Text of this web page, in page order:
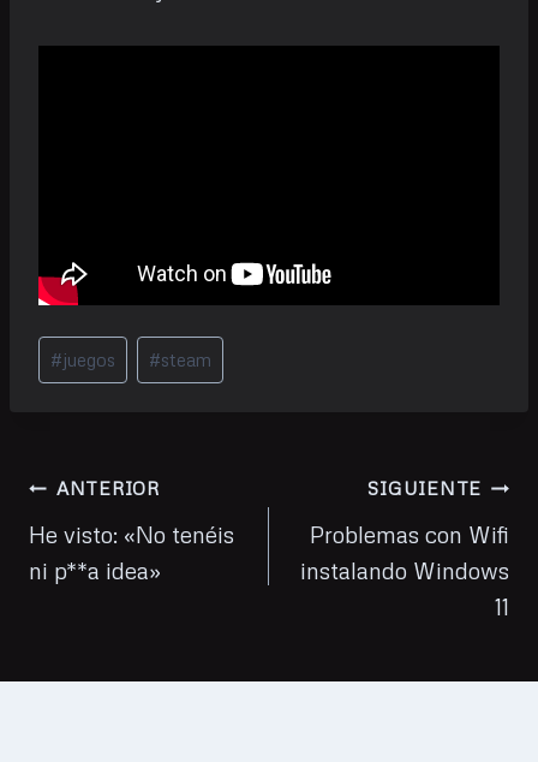
Etiquetas
de
#juegos #steam
Navegación
de
entradas
ANTERIOR
He visto: «No tenéis
ni p**a idea»
SIGUIENTE
Problemas con Wifi
instalando Windows
11